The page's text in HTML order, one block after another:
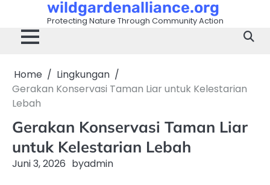
content
wildgardenalliance.org
Protecting Nature Through Community Action
Home
Lingkungan
Gerakan Konservasi Taman Liar untuk Kelestarian
Lebah
Gerakan Konservasi Taman Liar
untuk Kelestarian Lebah
Juni 3, 2026 byadmin